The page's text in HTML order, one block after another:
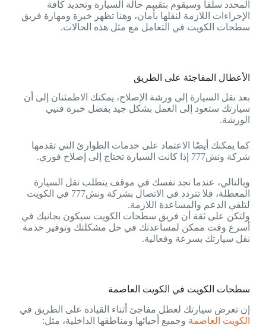
المحدد سلفاً وسيقوم بتقييم حالة السيارة وتحديد كافة
الإجراءات اللازمة لنقلها بأمان، وهنا تظهر خبرة ومهارة فريق
سطحات الكويت في التعامل مع مثل هذه الحالات.
الأعطال المفاجئة على الطريق
بعد نقل السيارة إلى ورشة الإصلاح، يمكنك الاطمئنان إلى أن
سيارتك ستعود إلى العمل بشكل جيد بفضل خبرة فنيي
الورشة.
كما يمكنك أيضًا الاعتماد على خدمات الطوارئ التي تقدمها
شركة ونش777 إذا كانت السيارة تحتاج إلى إصلاح فوري.
وبالتالي، عندما تجد نفسك في موقف يتطلب نقل السيارة
المعطلة، فلا تتردد في الاتصال بشركة ونش777 في الكويت
لتلقي الدعم والمساعدة اللازمة.
ولتكن على ثقة أن فريق سطحات الكويت سيكون بجانبك في
أسرع وقت ممكن لمساعدتك في حل مشكلتك وتوفير خدمة
نقل سيارتك بسرعة وفعالية.
سطحات الكويت في الكويت العاصمة
إن تعرض سيارتك لعطل مفاجئ أثناء القيادة على الطريق في
الكويت العاصمة وجميع أحيائها ومناطقها الداخلية، مثل: